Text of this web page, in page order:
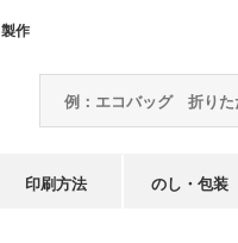
作
印刷方法 のし・包装